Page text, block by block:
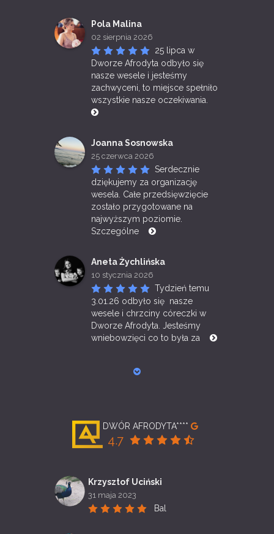
Pola Malina
02 sierpnia 2026
25 lipca w
Dworze Afrodyta odbyło się
nasze wesele i jesteśmy
zachwyceni, to miejsce spełniło
wszystkie nasze oczekiwania.
Joanna Sosnowska
25 czerwca 2026
Serdecznie
dziękujemy za organizację
wesela. Całe przedsięwzięcie
zostało przygotowane na
najwyższym poziomie.
Szczególne
Aneta Żychlińska
10 stycznia 2026
Tydzień temu
3.01.26 odbyło się  nasze
wesele i chrzciny córeczki w
Dworze Afrodyta. Jesteśmy
wniebowzięci co to była za
DWÓR AFRODYTA****
4.7
Krzysztof Uciński
31 maja 2023
Bal